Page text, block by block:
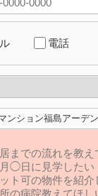
電話
ンション福島アーデ